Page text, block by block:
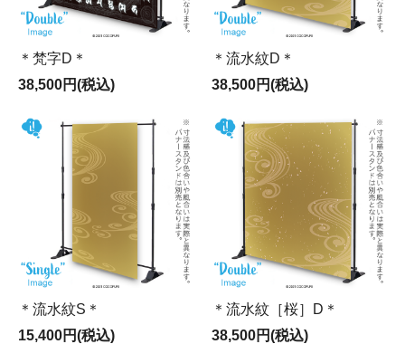
＊梵字D＊
38,500円(税込)
＊流水紋D＊
38,500円(税込)
＊流水紋S＊
15,400円(税込)
＊流水紋［桜］D＊
38,500円(税込)